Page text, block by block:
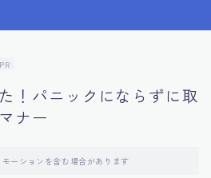
用する方法
功への鍵
PR
！パニックにならずに取
ナー
ーションを含む場合があります